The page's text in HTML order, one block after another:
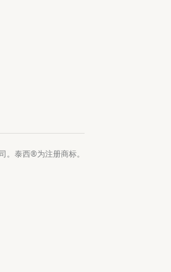
。泰西®为注册商标。